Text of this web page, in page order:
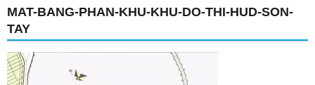
MAT-BANG-PHAN-KHU-KHU-DO-THI-HUD-SON-
TAY